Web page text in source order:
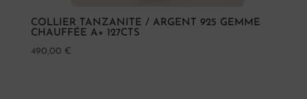
COLLIER TANZANITE / ARGENT 925 GEMME
CHAUFFÉE A+ 127CTS
490,00 €